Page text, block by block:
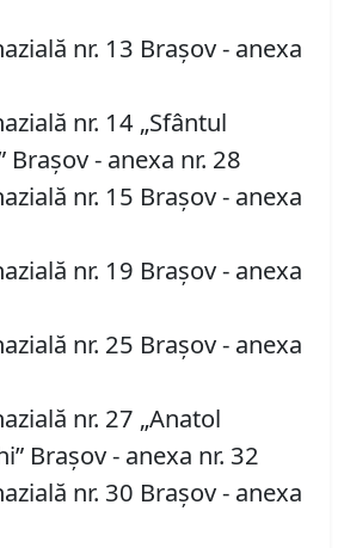
nr. 13 Braşov - anexa
nr. 14 „Sfântul
Braşov - anexa nr. 28
nr. 15 Braşov - anexa
nr. 19 Braşov - anexa
nr. 25 Braşov - anexa
nr. 27 „Anatol
Braşov - anexa nr. 32
nr. 30 Braşov - anexa